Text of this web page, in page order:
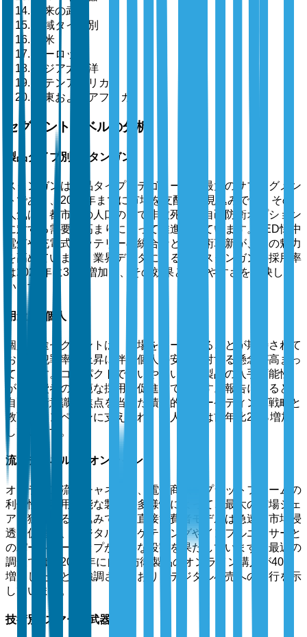
従来の武器
地域タイプ別
北米
ヨーロッパ
アジア太平洋
ラテンアメリカ
中東およびアフリカ
セグメントレベルの分析
製品タイプ別: スタンガン
スタンガンは製品タイプカテゴリー内で最大のサブセグメン
トであり、2025年までに市場を支配する見込みです。その
人気は、都市部の人口の間で非致死性の自己防衛オプション
に対する需要の高まりによって推進されています。LED懐中
電灯や充電式バッテリーの統合などの技術革新が、その魅力
を高めています。業界データによると、スタンガンの採用率
は2024年に30％増加し、その効果と使いやすさを反映して
います。
用途別: 個人
個人用途セグメントは、市場をリードすることが期待されて
おり、犯罪率の上昇に伴う個人の安全に対する懸念が高まっ
ています。コンパクトで使いやすい防衛製品の入手可能性
が、消費者の広範な採用を促進しています。報告によると、
自己防衛意識に焦点を当てた積極的なマーケティング戦略と
教育キャンペーンに支えられ、個人使用は前年比25％増加
しています。
流通チャネル別: オンライン
オンライン流通チャネルは、電子商取引プラットフォームの
利便性と利用可能な製品の多様性によって、最大の市場シェ
アを獲得する見込みです。直接消費者モデルは急速な市場浸
透を促進し、デジタルマーケティングやインフルエンサーと
のパートナーシップが重要な役割を果たしています。最近の
調査では、2023年に自己防衛製品のオンライン購入が40％
増加したことが強調されており、デジタル小売への移行を示
しています。
技術別: スマート武器